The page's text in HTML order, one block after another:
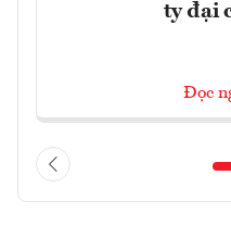
ty đại
Đọc